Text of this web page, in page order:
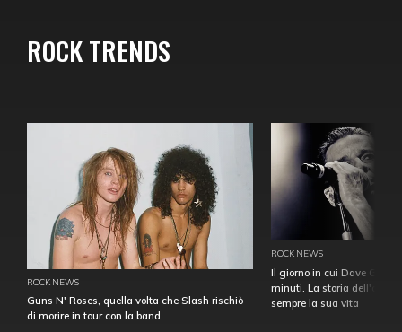
ROCK TRENDS
ROCK NEWS
Guns N' Roses, quella volta che Slash rischiò
di morire in tour con la band
ROCK NEWS
Il giorno in cui Dave
minuti. La storia
sempre la sua vita